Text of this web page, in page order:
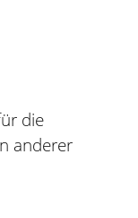
die
anderer